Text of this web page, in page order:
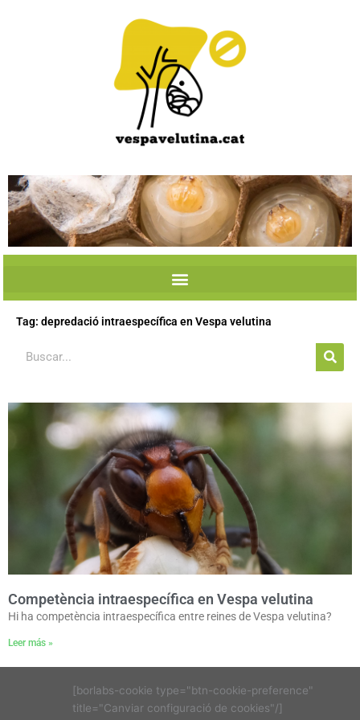
Tag: depredació intraespecífica en Vespa velutina
Search
Competència intraespecífica en Vespa velutina
Hi ha competència intraespecífica entre reines de Vespa velutina?
Leer más »
[borlabs-cookie type="btn-cookie-preference"
title="Canviar configuració de cookies"/]